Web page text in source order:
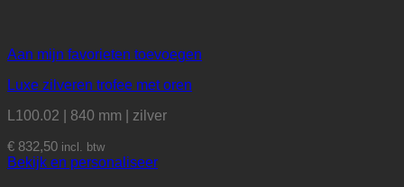
Aan mijn favorieten toevoegen
Luxe zilveren trofee met oren
L100.02 | 840 mm | zilver
€ 832,50 incl. btw
Bekijk en personaliseer